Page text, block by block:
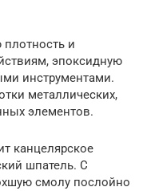
и
эпоксидную
инструментами.
металлических,
элементов.
канцелярское
шпатель. С
смолу послойно